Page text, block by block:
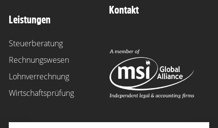
Leistungen
Steuerberatung
Rechnungswesen
Lohnverrechnung
Wirtschaftsprüfung
Kontakt